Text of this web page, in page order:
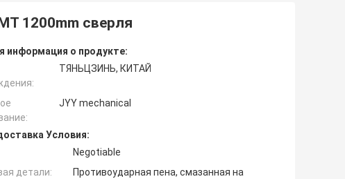
1200mm сверля
информация о продукте:
ТЯНЬЦЗИНЬ, КИТАЙ
JYY mechanical
Условия:
Negotiable
детали:
Противоударная пена, смазанная на